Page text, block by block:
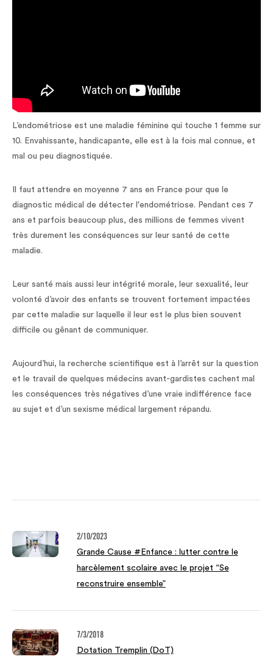
L’endométriose est une maladie féminine qui touche 1 femme sur
10. Envahissante, handicapante, elle est à la fois mal connue, et
mal ou peu diagnostiquée.
Il faut attendre en moyenne 7 ans en France pour que le
diagnostic médical de détecter l'endométriose. Pendant ces 7
ans et parfois beaucoup plus, des millions de femmes vivent
très durement les conséquences sur leur santé de cette
maladie.
Leur santé mais aussi leur intégrité morale, leur sexualité, leur
volonté d’avoir des enfants se trouvent fortement impactées
par cette maladie sur laquelle il leur est le plus bien souvent
difficile ou gênant de communiquer.
Aujourd’hui, la recherche scientifique est à l’arrêt sur la question
et le travail de quelques médecins avant-gardistes cachent mal
les conséquences très négatives d’une vraie indifférence face
au sujet et d’un sexisme médical largement répandu.
2/10/2023
Grande Cause #Enfance : lutter contre le
harcèlement scolaire avec le projet “Se
reconstruire ensemble”
7/3/2018
Dotation Tremplin (DoT)